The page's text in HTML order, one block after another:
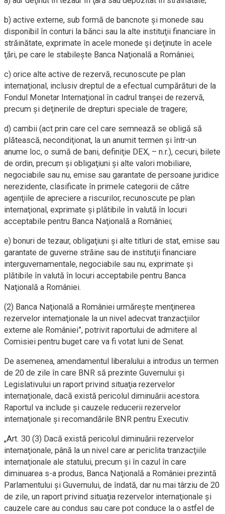
b) active externe, sub formă de bancnote şi monede sau
disponibil în conturi la bănci sau la alte instituţii financiare în
străinătate, exprimate în acele monede şi deţinute în acele
ţări, pe care le stabileşte Banca Naţională a României;
c) orice alte active de rezervă, recunoscute pe plan
internaţional, inclusiv dreptul de a efectual cumpărături de la
Fondul Monetar Internaţional în cadrul tranşei de rezervă,
precum şi deţinerile de drepturi speciale de tragere;
d) cambii (act prin care cel care semnează se obligă să
plătească, necondiţionat, la un anumit termen şi într-un
anume loc, o sumă de bani, definiţie DEX, – n.r.), cecuri, bilete
de ordin, precum şi obligaţiuni şi alte valori mobiliare,
negociabile sau nu, emise sau garantate de persoane juridice
nerezidente, clasificate în primele categorii de către
agenţiile de apreciere a riscurilor, recunoscute pe plan
internaţional, exprimate şi plătibile în valută în locuri
acceptabile pentru Banca Naţională a României;
e) bonuri de tezaur, obligaţiuni şi alte titluri de stat, emise sau
garantate de guverne străine sau de instituţii financiare
interguvernamentale, negociabile sau nu, exprimate şi
plătibile în valută în locuri acceptabile pentru Banca
Naţională a României.
(2) Banca Naţională a României urmăreşte menţinerea
rezervelor internaţionale la un nivel adecvat tranzacţiilor
externe ale României”, potrivit raportului de admitere al
Comisiei pentru buget care va fi votat luni de Senat.
De asemenea, amendamentul liberalului a introdus un termen
de 20 de zile în care BNR să prezinte Guvernului şi
Legislativului un raport privind situaţia rezervelor
internaţionale, dacă există pericolul diminuării acestora.
Raportul va include şi cauzele reducerii rezervelor
internaţionale şi recomandările BNR pentru Executiv.
„Art. 30 (3) Dacă există pericolul diminuării rezervelor
internaţionale, până la un nivel care ar periclita tranzacţiile
internaţionale ale statului, precum şi în cazul în care
diminuarea s-a produs, Banca Naţională a României prezintă
Parlamentului şi Guvernului, de îndată, dar nu mai târziu de 20
de zile, un raport privind situaţia rezervelor internaţionale şi
cauzele care au condus sau care pot conduce la o astfel de